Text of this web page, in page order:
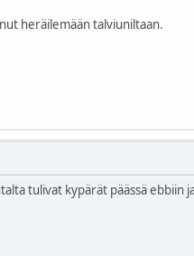
heräilemään talviuniltaan.
tulivat kypärät päässä ebbiin